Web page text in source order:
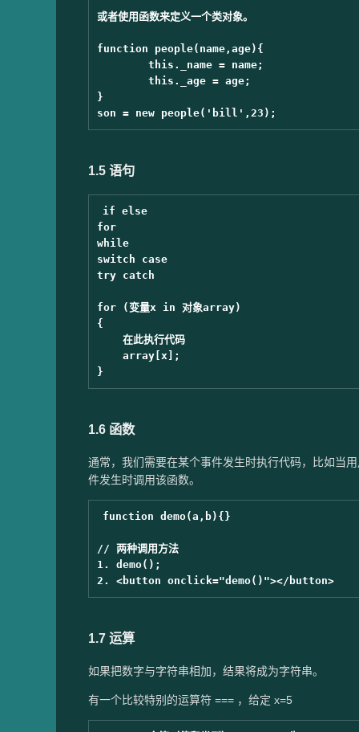
或者使用函数来定义一个类对象。
function people(name,age){
}
1.5 语句
if else
for
while
switch case
try catch
for (变量x in 对象array)
{
1.6 函数
通常，我们需要在某个事件发生时执行代码，比如当
件发生时调用该函数。
function demo(a,b){}
// 两种调用方法
1. demo();
1.7 运算
如果把数字与字符串相加，结果将成为字符串。
有一个比较特别的运算符 === ，给定 x=5